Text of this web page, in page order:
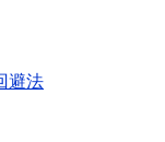
避法